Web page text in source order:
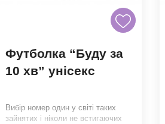
Футболка “Буду за
10 хв” унісекс
Вибір номер один у світі таких
зайнятих і ніколи не встигаючих